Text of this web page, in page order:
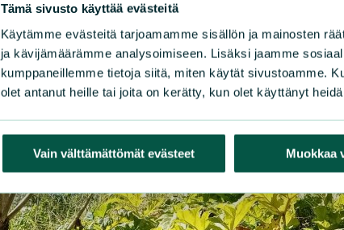
Tämä sivusto käyttää evästeitä
Käytämme evästeitä tarjoamamme sisällön ja mainosten
ja kävijämäärämme analysoimiseen. Lisäksi jaamme
kumppaneillemme tietoja siitä, miten käytät sivustoamme.
olet antanut heille tai joita on kerätty, kun olet käyttänyt
Vain välttämättömät evästeet Muokkaa